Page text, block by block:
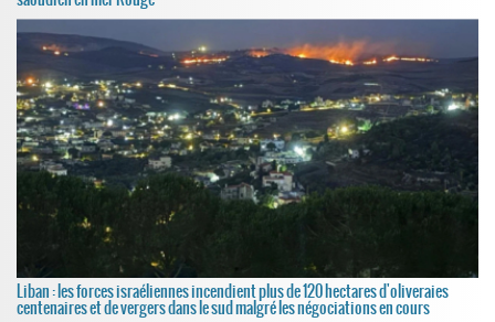
Liban : les forces israéliennes incendient plus de 120 hectares d'oliveraies
centenaires et de vergers dans le sud malgré les négociations en cours